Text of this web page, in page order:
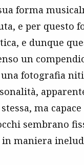
forma
e per questo
e dunque
un
fotografia
ma
sembrano
in maniera